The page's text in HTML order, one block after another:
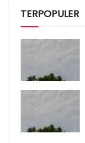
TERPOPULER